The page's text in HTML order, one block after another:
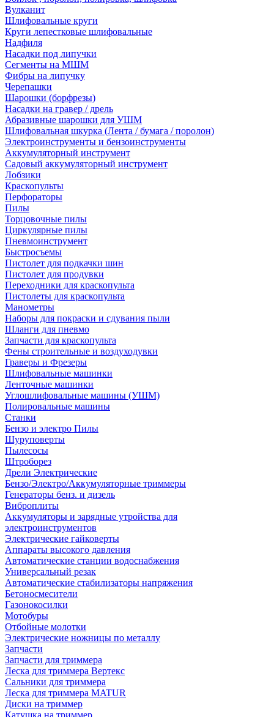
Вулканит
Шлифовальные круги
Круги лепестковые шлифовальные
Надфиля
Насадки под липучки
Сегменты на МШМ
Фибры на липучку
Черепашки
Шарошки (борфрезы)
Насадки на гравер / дрель
Абразивные шарошки для УШМ
Шлифовальная шкурка (Лента / бумага / поролон)
Электроинструменты и бензоинструменты
Аккумуляторный инструмент
Садовый аккумуляторный инструмент
Лобзики
Краскопульты
Перфораторы
Пилы
Торцовочные пилы
Циркулярные пилы
Пневмоинструмент
Быстросъемы
Пистолет для подкачки шин
Пистолет для продувки
Переходники для краскопульта
Пистолеты для краскопульта
Манометры
Наборы для покраски и сдувания пыли
Шланги для пневмо
Запчасти для краскопульта
Фены строительные и воздуходувки
Граверы и Фрезеры
Шлифовальные машинки
Ленточные машинки
Углошлифовальные машины (УШМ)
Полировальные машины
Станки
Бензо и электро Пилы
Шуруповерты
Пылесосы
Штроборез
Дрели Электрические
Бензо/Электро/Аккумуляторные триммеры
Генераторы бенз. и дизель
Виброплиты
Аккумуляторы и зарядные утройства для
электроинструментов
Электрические гайковерты
Аппараты высокого давления
Автоматические станции водоснабжения
Универсальный резак
Автоматические стабилизаторы напряжения
Бетоносмесители
Газонокосилки
Мотобуры
Отбойные молотки
Электрические ножницы по металлу
Запчасти
Запчасти для триммера
Леска для триммера Вертекс
Сальники для триммера
Леска для триммера MATUR
Диски на триммер
Катушка на триммер